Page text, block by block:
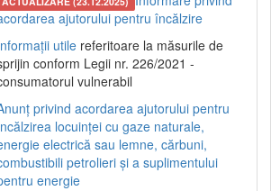
ajutorului pentru încălzire
utile referitoare la măsurile de
conform Legii nr. 226/2021 -
vulnerabil
privind acordarea ajutorului pentru
locuinței cu gaze naturale,
electrică sau lemne, cărbuni,
petrolieri și a suplimentului
energie